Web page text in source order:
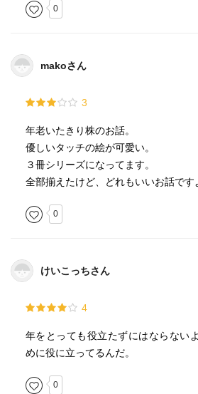
0
makoさん
3
年老いたきり株のお話。
優しいタッチの絵が可愛い。
３冊シリーズになってます。
全部揃えたけど、どれもいいお話です
0
けいこっちさん
4
年をとっても役立たずにはならない
めに役に立ってるんだ。
0